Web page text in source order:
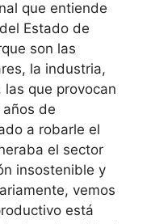
que entiende
Estado de
son las
la industria,
que provocan
de
a robarle el
el sector
insostenible y
vemos
está